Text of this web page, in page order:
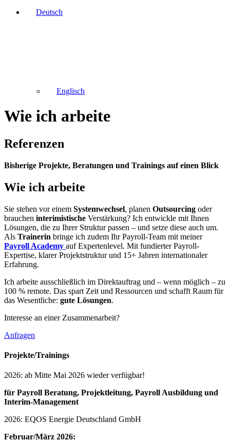
Deutsch
Englisch
Wie ich arbeite
Referenzen
Bisherige Projekte, Beratungen und Trainings auf einen Blick
Wie ich arbeite
Sie stehen vor einem Systemwechsel, planen Outsourcing oder
brauchen interimistische Verstärkung? Ich entwickle mit Ihnen
Lösungen, die zu Ihrer Struktur passen – und setze diese auch um.
Als Trainerin bringe ich zudem Ihr Payroll-Team mit meiner
Payroll Academy auf Expertenlevel. Mit fundierter Payroll-
Expertise, klarer Projektstruktur und 15+ Jahren internationaler
Erfahrung.
Ich arbeite ausschließlich im Direktauftrag und – wenn möglich – zu
100 % remote. Das spart Zeit und Ressourcen und schafft Raum für
das Wesentliche: gute Lösungen.
Interesse an einer Zusammenarbeit?
Anfragen
Projekte/Trainings
2026: ab Mitte Mai 2026 wieder verfügbar!
für Payroll Beratung, Projektleitung, Payroll Ausbildung und
Interim-Management
2026: EQOS Energie Deutschland GmbH
Februar/März 2026: